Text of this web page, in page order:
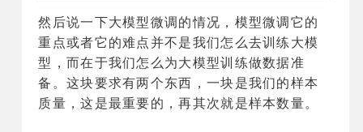
然后说一下大模型微调的情况，模型微调它的
重点或者它的难点并不是我们怎么去训练大模
型，而在于我们怎么为大模型训练做数据准
备。这块要求有两个东西，一块是我们的样本
质量，这是最重要的，再其次就是样本数量。